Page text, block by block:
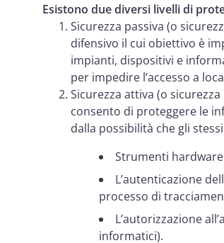
Esistono due diversi livelli di
Sicurezza passiva (o
difensivo il cui obiettivo è
impianti, dispositivi e
per impedire l’accesso a
Sicurezza attiva (o
consento di proteggere le
dalla possibilità che gli
Strumenti
L’autenticazione
processo di
L’autorizzazione
informatici).